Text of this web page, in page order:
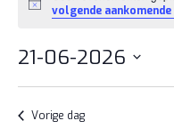
IN
21
JUNI
2026
Berichtvolgende
21-06-2026
Selecteer
eenVorige dag